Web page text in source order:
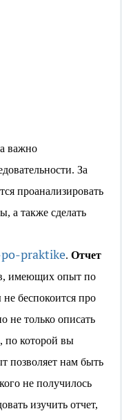
важно
За
проанализировать
а также сделать
praktike. Отчет
имеющих опыт по
беспокоится про
не только описать
по которой вы
позволяет нам быть
не получилось
изучить отчет,